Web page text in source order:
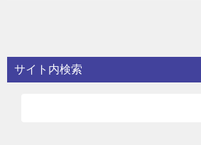
サイト内検索